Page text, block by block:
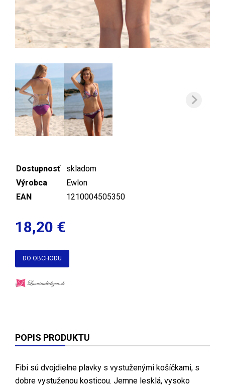
Dostupnosť
skladom
Výrobca
Ewlon
EAN
1210004505350
18,20 €
DO OBCHODU
POPIS PRODUKTU
Fibi sú dvojdielne plavky s vystuženými košíčkami, s
dobre vystuženou kosticou. Jemne lesklá, vysoko